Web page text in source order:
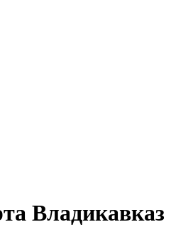
Владикавказ